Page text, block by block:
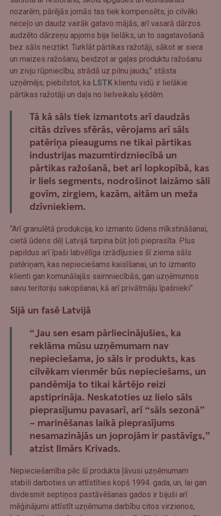
nozarēm, pārējās jomās tas tiek kompensēts, jo cilvēki
neceļo un daudz vairāk gatavo mājās, arī vasarā dārzos
audzēto dārzeņu apjoms bija lielāks, un to sagatavošanā
bez sāls neiztikt. Turklāt pārtikas ražotāji, sākot ar siera
un maizes ražošanu, beidzot ar gaļas produktu ražošanu
un zivju rūpniecību, strādā uz pilnu jaudu,” stāsta
uzņēmējs, piebilstot, ka LSTK klientu vidū ir lielākie
pārtikas ražotāji un daļa no lielveikalu ķēdēm.
Tā kā sāls tiek izmantots arī daudzās
citās dzīves sfērās, vērojams arī sāls
patēriņa pieaugums ne tikai pārtikas
industrijas mazumtirdzniecībā un
pārtikas ražošanā, bet arī lopkopībā, kas
ir liels segments, nodrošinot laizāmo sāli
govīm, zirgiem, kazām, aitām un meža
dzīvniekiem.
“Arī granulētā produkcija, ko izmanto ūdens mīkstināšanai,
cietā ūdens dēļ Latvijā turpina būt ļoti pieprasīta. Plus
papildus arī īpaši labvēlīga izrādījusies šī ziema sāls
patēriņam, kas nepieciešams kaisīšanai, un to izmanto
klienti gan komunālajās saimniecībās, gan uzņēmumos
savu teritoriju sakopšanai, kā arī privātmāju īpašnieki”.
Sijā un fasē Latvijā
“Jau sen esam pārliecinājušies, ka
reklāma mūsu uzņēmumam nav
nepieciešama, jo sāls ir produkts, kas
cilvēkam vienmēr būs nepieciešams, un
pandēmija to tikai kārtējo reizi
apstiprināja. Neskatoties uz lielo sāls
pieprasījumu pavasarī, arī “sāls sezonā”
– marinēšanas laikā pieprasījums
nesamazinājās un joprojām ir pastāvīgs,”
atzīst Ilmārs Krivads.
Nepieciešamība pēc šī produkta ļāvusi uzņēmumam
stabili darboties un attīstīties kopš 1994. gada, un, lai gan
divdesmit septiņos pastāvēšanas gados ir bijuši arī
mēģinājumi attīstīt uzņēmuma darbību citos virzienos,